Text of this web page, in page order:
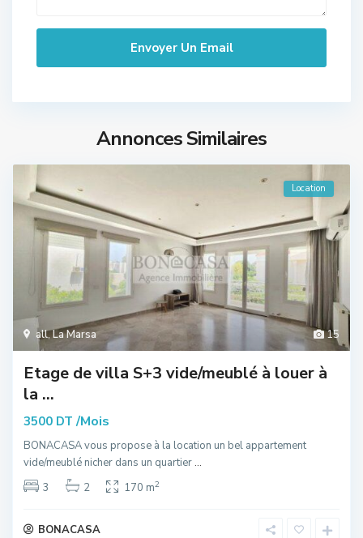
Annonces Similaires
15
all,La Marsa
Location
Etage de villa S+3 vide/meublé à louer à
la ...
3500 DT /Mois
BONACASA vous propose à la location un bel appartement
vide/meublé nicher dans un quartier...
3
2 170 m2
BONACASA